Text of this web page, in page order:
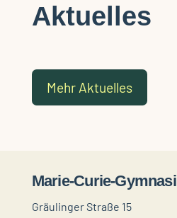
Aktuelles
Mehr Aktuelles
Marie-Curie-
Gräulinger Straße 15